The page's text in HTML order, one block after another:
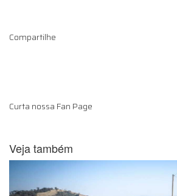
Compartilhe
Curta nossa Fan Page
Veja também